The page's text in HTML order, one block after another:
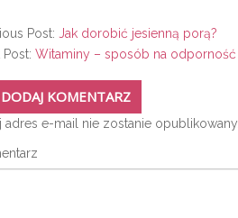
Post: Jak dorobić jesienną porą?
Post: Witaminy – sposób na odporność
DODAJ KOMENTARZ
adres e-mail nie zostanie opublikowany.